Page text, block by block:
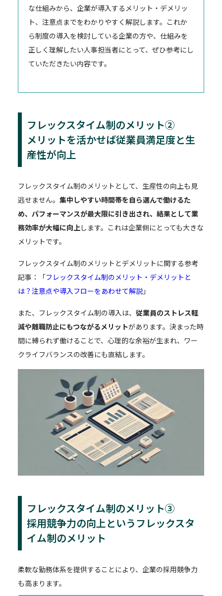
な仕組みから、企業が導入するメリット・デメリッ
ト、注意点までをわかりやすく解説します。これか
ら制度の導入を検討している企業の方や、仕組みを
正しく理解したい人事担当者にとって、ぜひ参考にし
ていただきたい内容です。
フレックスタイム制のメリット②
メリットを活かせば従業員満足度と生
産性が向上
フレックスタイム制のメリットとして、生産性の向上も見
逃せません。 集中しやすい時間帯を自ら選んで働けるた
め、パフォーマンスが最大限に引き出され、結果として業
務効率が大幅に向上します。これは企業側にとっても大きな
メリットです。
フレックスタイム制のメリットとデメリットに関する参考
記事：「フレックスタイム制のメリット・デメリットと
は？注意点や導入フローをあわせて解説 」
また、フレックスタイム制の導入は、 従業員のストレス軽
減や離職防止にもつながるメリットがあります。決まった時
間に縛られず働けることで、心理的な余裕が生まれ、ワー
クライフバランスの改善にも直結します。
フレックスタイム制のメリット③
採用競争力の向上というフレックスタ
イム制のメリット
柔軟な勤務体系を提供することにより、企業の採用競争力
も高まります。